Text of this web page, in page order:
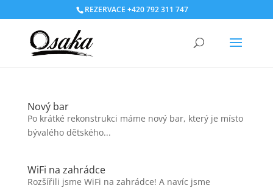
REZERVACE +420 792 311 747
Nový bar
Po krátké rekonstrukci máme nový bar, který je místo
bývalého dětského...
WiFi na zahrádce
Rozšířili jsme WiFi na zahrádce! A navíc jsme